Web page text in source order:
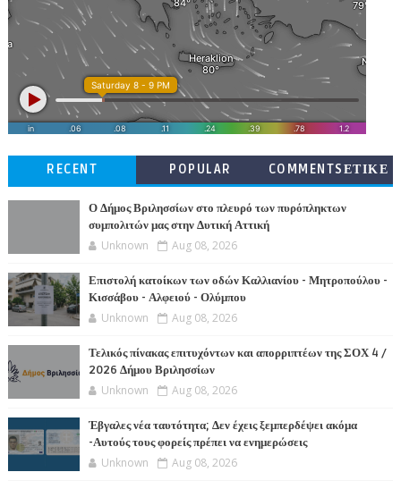
RECENT POPULAR
COMMENTSΕΤΙΚΕ
Ο Δήμος Βριλησσίων στο πλευρό των πυρόπληκτων
συμπολιτών μας στην Δυτική Αττική
Unknown Aug 08, 2026
Επιστολή κατοίκων των οδών Καλλιανίου - Μητροπούλου -
Κισσάβου - Αλφειού - Ολύμπου
Unknown Aug 08, 2026
Τελικός πίνακας επιτυχόντων και απορριπτέων της ΣΟΧ 4 /
2026 Δήμου Βριλησσίων
Unknown Aug 08, 2026
Έβγαλες νέα ταυτότητα; Δεν έχεις ξεμπερδέψει ακόμα
-Αυτούς τους φορείς πρέπει να ενημερώσεις
Unknown Aug 08, 2026